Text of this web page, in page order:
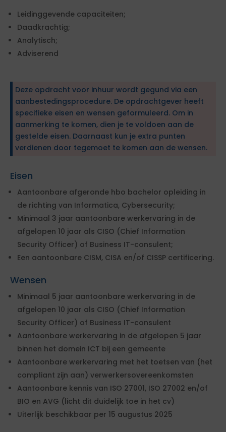
Leidinggevende capaciteiten;
Daadkrachtig;
Analytisch;
Adviserend
Deze opdracht voor inhuur wordt gegund via een
aanbestedingsprocedure. De opdrachtgever heeft
specifieke eisen en wensen geformuleerd. Om in
aanmerking te komen, dien je te voldoen aan de
gestelde eisen. Daarnaast kun je extra punten
verdienen door tegemoet te komen aan de wensen.
Eisen
Aantoonbare afgeronde hbo bachelor opleiding in
de richting van Informatica, Cybersecurity;
Minimaal 3 jaar aantoonbare werkervaring in de
afgelopen 10 jaar als CISO (Chief Information
Security Officer) of Business IT-consulent;
Een aantoonbare CISM, CISA en/of CISSP certificering.
Wensen
Minimaal 5 jaar aantoonbare werkervaring in de
afgelopen 10 jaar als CISO (Chief Information
Security Officer) of Business IT-consulent
Aantoonbare werkervaring in de afgelopen 5 jaar
binnen het domein ICT bij een gemeente
Aantoonbare werkervaring met het toetsen van (het
compliant zijn aan) verwerkersovereenkomsten
Aantoonbare kennis van ISO 27001, ISO 27002 en/of
BIO en AVG (licht dit duidelijk toe in het cv)
Uiterlijk beschikbaar per 15 augustus 2025